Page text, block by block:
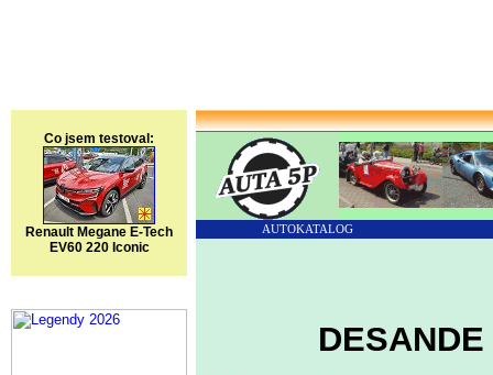
Co jsem testoval:
Renault Megane E-Tech
EV60 220 Iconic
AUTOKATALOG
DESANDE